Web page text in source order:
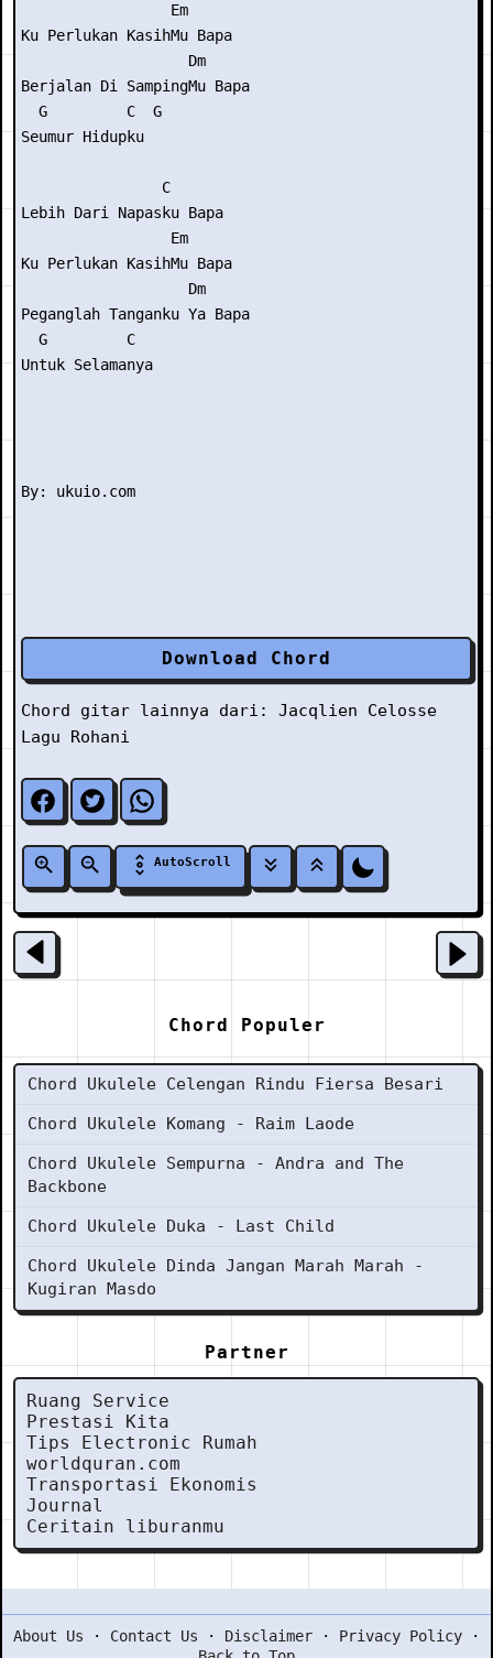
                 Em
Ku Perlukan KasihMu Bapa
                   Dm
Berjalan Di SampingMu Bapa
  G         C  G
Seumur Hidupku
                C
Lebih Dari Napasku Bapa
                 Em
Ku Perlukan KasihMu Bapa
                   Dm
Peganglah Tanganku Ya Bapa
  G         C
Untuk Selamanya
Download Chord
Chord gitar lainnya dari: Jacqlien Celosse
Lagu Rohani
AutoScroll
Chord Populer
Chord Ukulele Celengan Rindu Fiersa Besari
Chord Ukulele Komang - Raim Laode
Chord Ukulele Sempurna - Andra and The
Backbone
Chord Ukulele Duka - Last Child
Chord Ukulele Dinda Jangan Marah Marah -
Kugiran Masdo
Partner
Ruang Service
Prestasi Kita
Tips Electronic Rumah
worldquran.com
Transportasi Ekonomis
Journal
Ceritain liburanmu
About Us · Contact Us · Disclaimer · Privacy Policy ·